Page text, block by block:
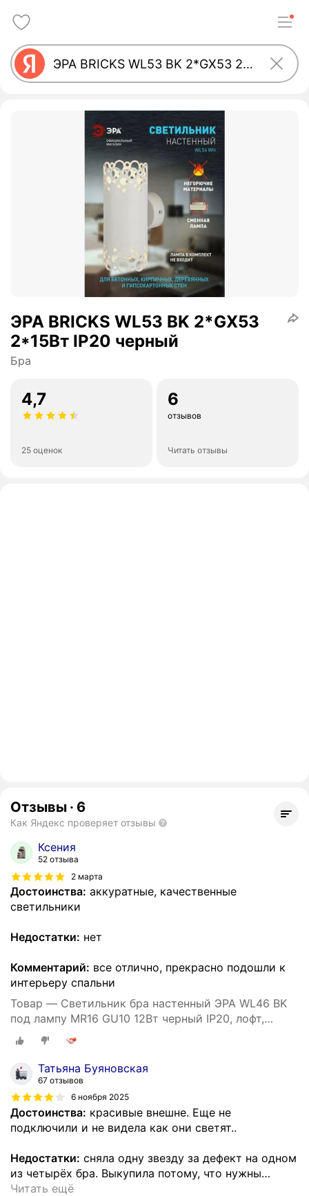
ЭРА BRICKS WL53 BK 2*GX53
2*15Вт IP20 черный
Бра
4,7
25 оценок
6
отзывов
Читать отзывы
Отзывы · 6
Как Яндекс проверяет отзывы
Ксения
52 отзыва
2 марта
Достоинства: аккуратные, качественные
светильники
Недостатки: нет
Комментарий: все отлично, прекрасно подошли к
интерьеру спальни
Товар — Светильник бра настенный ЭРА WL46 BK
под лампу MR16 GU10 12Вт черный IP20, лофт,
металлический
Татьяна Буяновская
67 отзывов
6 ноября 2025
Достоинства: красивые внешне. Еще не
подключили и не видела как они светят..
Недостатки: сняла одну звезду за дефект на одном
из четырёх бра. Выкупила потому, что нужны…
Читать ещё